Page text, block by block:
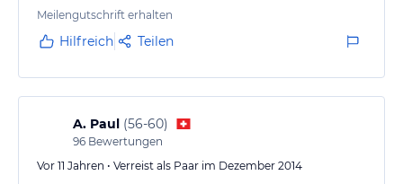
Meilengutschrift erhalten
Hilfreich Teilen
A. Paul (56-60)
96 Bewertungen
Vor 11 Jahren • Verreist als Paar im Dezember 2014